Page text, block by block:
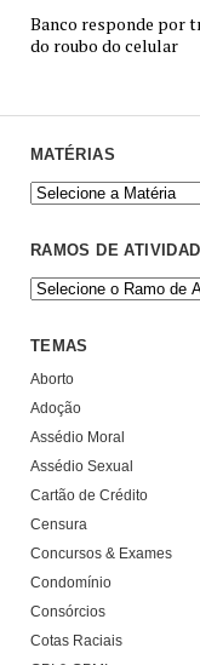
Banco responde por
do roubo do celular
MATÉRIAS
RAMOS DE
TEMAS
Aborto
Adoção
Assédio Moral
Assédio Sexual
Cartão de Crédito
Censura
Concursos & Exames
Condomínio
Consórcios
Cotas Raciais